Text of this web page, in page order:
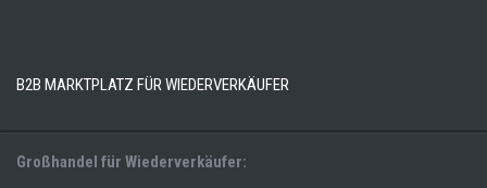
B2B MARKTPLATZ FÜR WIEDERVERKÄUFER
Großhandel für Wiederverkäufer: